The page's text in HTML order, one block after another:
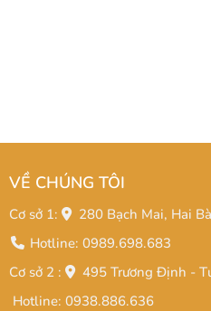
VỀ CHÚNG TÔI
Cơ sở 1:
280 Bạch Mai, Hai
Hotline: 0989.698.683
Cơ sở 2 :
495 Trương Định -
Hotline: 0938.886.636